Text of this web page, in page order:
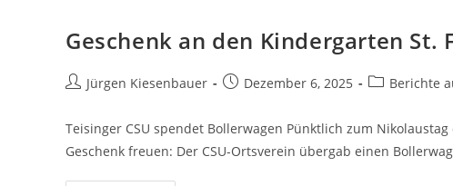
Geschenk an den Kindergarten St.
Beitrags-
Jürgen Kiesenbauer
BeitragDezember 6, 2025
Beitrags-
Berichte
Teisinger CSU spendet Bollerwagen Pünktlich zum
Geschenk freuen: Der CSU-Ortsverein übergab einen